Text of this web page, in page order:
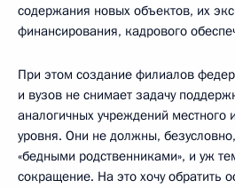
содержания новых объектов, их
финансирования, кадрового
При этом создание филиалов
и вузов не снимает задачу
аналогичных учреждений местного
уровня. Они не должны, безусловно,
«бедными родственниками», и уж
сокращение. На это хочу обратить